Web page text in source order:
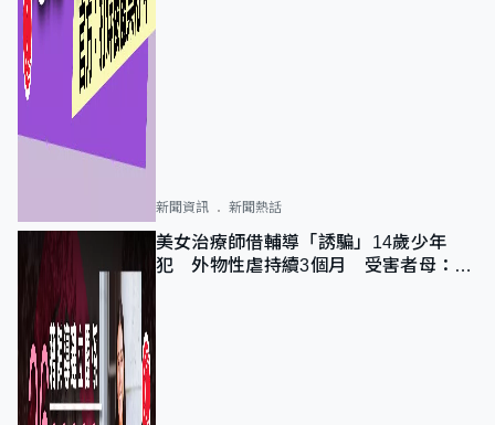
新聞資訊 新聞熱話
美女治療師借輔導「誘騙」14歲少年
犯 外物性虐持續3個月 受害者母：要